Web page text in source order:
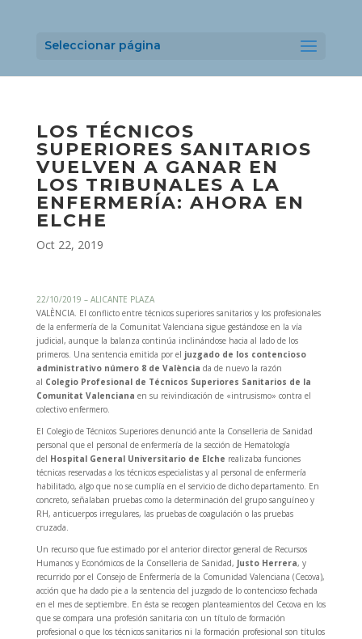
Seleccionar página
LOS TÉCNICOS
SUPERIORES SANITARIOS
VUELVEN A GANAR EN
LOS TRIBUNALES A LA
ENFERMERÍA: AHORA EN
ELCHE
Oct 22, 2019
22/10/2019 – ALICANTE PLAZA
VALÈNCIA. El conflicto entre técnicos superiores sanitarios y los profesionales
de la enfermería de la Comunitat Valenciana sigue gestándose en la vía
judicial, aunque la balanza continúa inclinándose hacia al lado de los
primeros. Una sentencia emitida por el juzgado de los contencioso
administrativo número 8 de València da de nuevo la razón
al Colegio Profesional de Técnicos Superiores Sanitarios de la
Comunitat Valenciana en su reivindicación de «intrusismo» contra el
colectivo enfermero.
El Colegio de Técnicos Superiores denunció ante la Conselleria de Sanidad
personal que el personal de enfermería de la sección de Hematología
del Hospital General Universitario de Elche realizaba funciones
técnicas reservadas a los técnicos especialistas y al personal de enfermería
habilitado, algo que no se cumplía en el servicio de dicho departamento. En
concreto, señalaban pruebas como la determinación del grupo sanguíneo y
RH, anticuerpos irregulares, las pruebas de coagulación o las pruebas
cruzada.
Un recurso que fue estimado por el anterior director general de Recursos
Humanos y Económicos de la Conselleria de Sanidad, Justo Herrera, y
recurrido por el Consejo de Enfermería de la Comunidad Valenciana (Cecova),
acción que ha dado pie a la sentencia del juzgado de lo contencioso fechada
en el mes de septiembre. En ésta se recogen planteamientos del Cecova en los
que se compara una profesión sanitaria con un título de formación
profesional o que los técnicos sanitarios ni la formación profesional son títulos